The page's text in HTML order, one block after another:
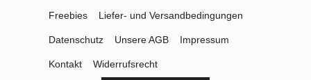
Freebies Liefer- und Versandbedingungen
Datenschutz Unsere AGB Impressum
Kontakt Widerrufsrecht